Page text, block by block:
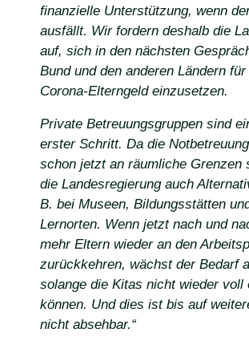
finanzielle Unterstützung, wenn
ausfällt. Wir fordern deshalb die
auf, sich in den nächsten
Bund und den anderen Ländern
Corona-Elterngeld einzusetzen.
Private Betreuungsgruppen sind
erster Schritt. Da die
schon jetzt an räumliche Grenzen
die Landesregierung auch
B. bei Museen, Bildungsstätten
Lernorten. Wenn jetzt nach und
mehr Eltern wieder an den
zurückkehren, wächst der Bedarf
solange die Kitas nicht wieder voll
können. Und dies ist bis auf
nicht absehbar.“